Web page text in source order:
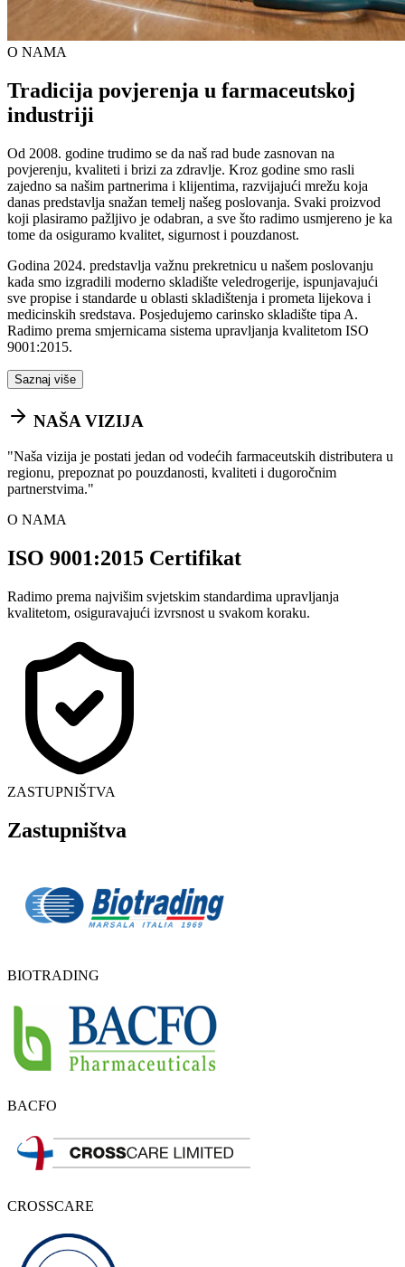
O NAMA
Tradicija povjerenja u farmaceutskoj
industriji
Od 2008. godine trudimo se da naš rad bude zasnovan na
povjerenju, kvaliteti i brizi za zdravlje. Kroz godine smo rasli
zajedno sa našim partnerima i klijentima, razvijajući mrežu koja
danas predstavlja snažan temelj našeg poslovanja. Svaki proizvod
koji plasiramo pažljivo je odabran, a sve što radimo usmjereno je ka
tome da osiguramo kvalitet, sigurnost i pouzdanost.
Godina 2024. predstavlja važnu prekretnicu u našem poslovanju
kada smo izgradili moderno skladište veledrogerije, ispunjavajući
sve propise i standarde u oblasti skladištenja i prometa lijekova i
medicinskih sredstava. Posjedujemo carinsko skladište tipa A.
Radimo prema smjernicama sistema upravljanja kvalitetom ISO
9001:2015.
Saznaj više
NAŠA VIZIJA
"Naša vizija je postati jedan od vodećih farmaceutskih distributera u
regionu, prepoznat po pouzdanosti, kvaliteti i dugoročnim
partnerstvima."
O NAMA
ISO 9001:2015 Certifikat
Radimo prema najvišim svjetskim standardima upravljanja
kvalitetom, osiguravajući izvrsnost u svakom koraku.
ZASTUPNIŠTVA
Zastupništva
BIOTRADING
BACFO
CROSSCARE